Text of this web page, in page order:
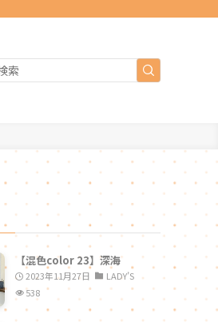
【混色color 23】深海
2023年11月27日
LADY’S
538